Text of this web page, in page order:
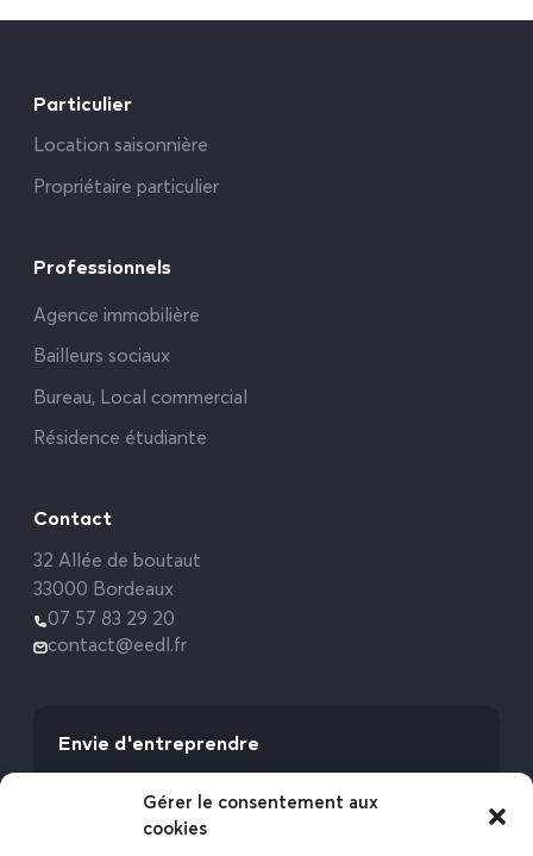
Gérer le consentement aux
cookies
Particulier
Location saisonnière
Propriétaire particulier
Professionnels
Agence immobilière
Bailleurs sociaux
Bureau, Local commercial
Résidence étudiante
Contact
32 Allée de boutaut
33000 Bordeaux
07 57 83 29 20
contact@eedl.fr
Envie d'entreprendre
avec l’Expert Etat des Lieux !